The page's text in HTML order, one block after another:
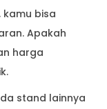
kamu bisa
Apakah
harga
stand lainnya